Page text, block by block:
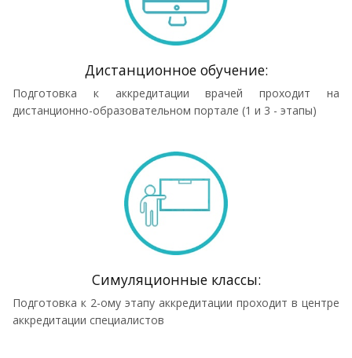
Дистанционное обучение:
Подготовка к аккредитации врачей проходит на
дистанционно-образовательном портале (1 и 3 - этапы)
Симуляционные классы:
Подготовка к 2-ому этапу аккредитации проходит в центре
аккредитации специалистов